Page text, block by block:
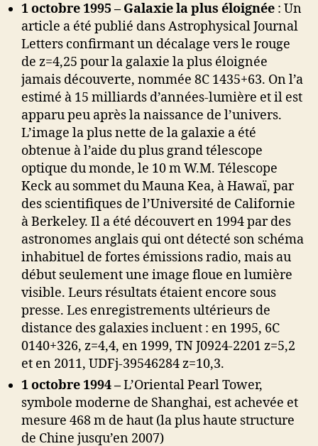
1 octobre 1995 – Galaxie la plus éloignée : Un
article a été publié dans Astrophysical Journal
Letters confirmant un décalage vers le rouge
de z=4,25 pour la galaxie la plus éloignée
jamais découverte, nommée 8C 1435+63. On l’a
estimé à 15 milliards d’années-lumière et il est
apparu peu après la naissance de l’univers.
L’image la plus nette de la galaxie a été
obtenue à l’aide du plus grand télescope
optique du monde, le 10 m W.M. Télescope
Keck au sommet du Mauna Kea, à Hawaï, par
des scientifiques de l’Université de Californie
à Berkeley. Il a été découvert en 1994 par des
astronomes anglais qui ont détecté son schéma
inhabituel de fortes émissions radio, mais au
début seulement une image floue en lumière
visible. Leurs résultats étaient encore sous
presse. Les enregistrements ultérieurs de
distance des galaxies incluent : en 1995, 6C
0140+326, z=4,4, en 1999, TN J0924-2201 z=5,2
et en 2011, UDFj-39546284 z=10,3.
1 octobre 1994 –L’Oriental Pearl Tower,
symbole moderne de Shanghai, est achevée et
mesure 468 m de haut (la plus haute structure
de Chine jusqu’en 2007)